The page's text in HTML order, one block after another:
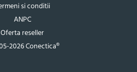
si conditii
ANPC
Oferta reseller
2026 Conectica®